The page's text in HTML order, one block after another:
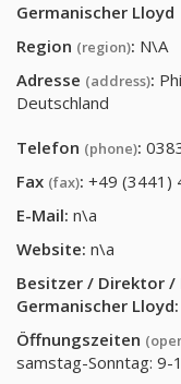
Germanischer Lloyd
Region (region): N\A
Adresse (address):
Deutschland
Telefon (phone):
Fax (fax): +49 (3441)
E-Mail: n\a
Website: n\a
Besitzer / Direktor /
Germanischer Lloyd:
Öffnungszeiten
samstag-Sonntag: 9-